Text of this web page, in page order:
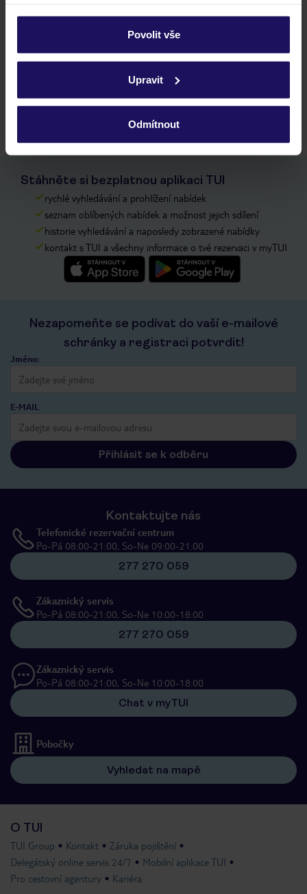
personalizovat v sekci „Personalizace“.
Podrobné informace o souborech cookie naleznete v
ochrany osobních údajů.
Povolit vše
Upravit
Odmítnout
Stáhněte si bezplatnou aplikaci TUI
rychlé vyhledávání a prohlížení nabídek
seznam oblíbených nabídek a možnost jejich sdílení
historie vyhledávání a naposledy zobrazené nabídky
kontakt s TUI a všechny informace o tvé rezervaci v myTUI
Nezapomeňte se podívat do vaší e-mailové
schránky a registraci potvrdit!
Jméno:
E-MAIL
Přihlásit se k odběru
Kontaktujte nás
Telefonické rezervační centrum
Po-Pá 08:00-21:00, So-Ne 09:00-21:00
277 270 059
Zákaznický servis
Po-Pá 08:00-21:00, So-Ne 10:00-18:00
277 270 059
Zákaznický servis
Po-Pá 08:00-21:00, So-Ne 10:00-18:00
Chat v myTUI
Pobočky
Vyhledat na mapě
O TUI
TUI Group Kontakt
Záruka pojištění
Delegátský online servis 24/7
Mobilní aplikace TUI
Pro cestovní agentury
Kariéra